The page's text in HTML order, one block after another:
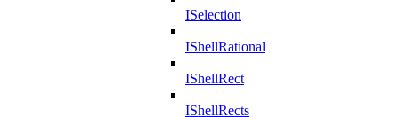
ISelection
IShellRational
IShellRect
IShellRects